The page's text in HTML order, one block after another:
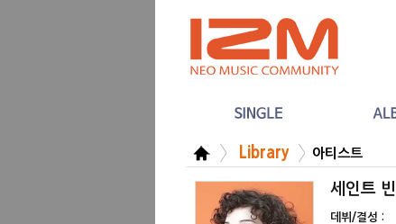
Library 아티스트
세인트
데뷔/결성 :